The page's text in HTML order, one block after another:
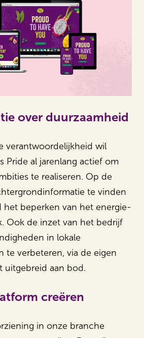
over duurzaamheid
verantwoordelijkheid wil
Pride al jarenlang actief om
te realiseren. Op de
te vinden
het beperken van het energie-
Ook de inzet van het bedrijf
in lokale
te verbeteren, via de eigen
uitgebreid aan bod.
creëren
in onze branche